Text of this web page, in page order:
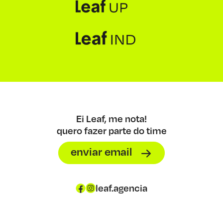
Ei Leaf, me nota!
quero fazer parte do time
enviar email
leaf.agencia